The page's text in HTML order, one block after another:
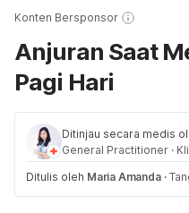
Konten Bersponsor
Anjuran Saat
Pagi Hari
Ditinjau secara medis
General Practitioner ·
Ditulis oleh Maria Amanda ·